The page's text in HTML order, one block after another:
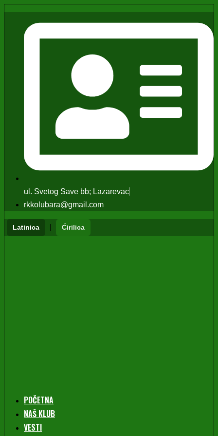
ul. Svetog Save bb; Lazarevac
rkkolubara@gmail.com
Latinica Ćirilica
POČETNA
NAŠ KLUB
VESTI